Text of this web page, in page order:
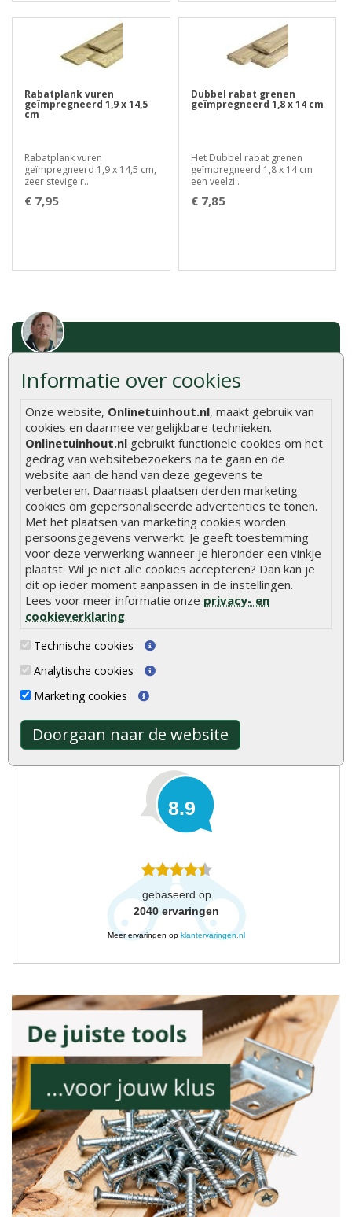
Informatie over cookies
Onze website, Onlinetuinhout.nl, maakt gebruik van
cookies en daarmee vergelijkbare technieken.
Onlinetuinhout.nl gebruikt functionele cookies om het
gedrag van websitebezoekers na te gaan en de
website aan de hand van deze gegevens te
verbeteren. Daarnaast plaatsen derden marketing
cookies om gepersonaliseerde advertenties te tonen.
Met het plaatsen van marketing cookies worden
persoonsgegevens verwerkt. Je geeft toestemming
voor deze verwerking wanneer je hieronder een vinkje
plaatst. Wil je niet alle cookies accepteren? Dan kan je
dit op ieder moment aanpassen in de instellingen.
Lees voor meer informatie onze privacy- en
cookieverklaring.
Technische cookies
Analytische cookies
Marketing cookies
Doorgaan naar de website
Rabatplank vuren
geïmpregneerd 1,9 x 14,5
cm
Rabatplank vuren
geïmpregneerd 1,9 x 14,5 cm,
zeer stevige r..
€ 7,95
Dubbel rabat grenen
geïmpregneerd 1,8 x 14 cm
Het Dubbel rabat grenen
geïmpregneerd 1,8 x 14 cm
een veelzi..
€ 7,85
Advies of vragen?
0320 - 258604
info@onlinetuinhout.nl
Scherpe prijzen
Snelle levering
Uitsluitend topkwaliteit
Vakkundig personeel
Ruime voorraad
24/7 online bestellen
Meer dan 40 jaar ervaring
Centraal gelegen showroom
Onlinetuinhout.nl
8.9
gebaseerd op
2040 ervaringen
Meer ervaringen op klantervaringen.nl